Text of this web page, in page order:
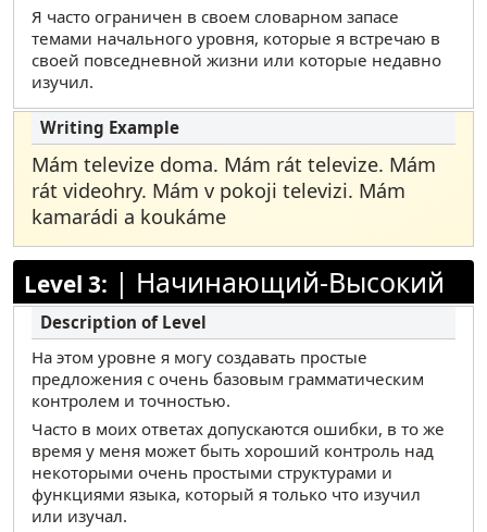
Я часто ограничен в своем словарном запасе
темами начального уровня, которые я встречаю в
своей повседневной жизни или которые недавно
изучил.
Mám televize doma. Mám rát televize. Mám
rát videohry. Mám v pokoji televizi. Mám
kamarádi a koukáme
Level 3: | Начинающий-Высокий
На этом уровне я могу создавать простые
предложения с очень базовым грамматическим
контролем и точностью.
Часто в моих ответах допускаются ошибки, в то же
время у меня может быть хороший контроль над
некоторыми очень простыми структурами и
функциями языка, который я только что изучил
или изучал.